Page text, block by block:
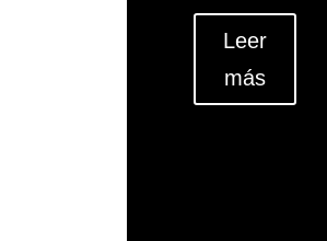
Leer
más